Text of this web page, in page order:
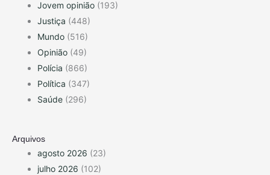
Jovem opinião (193)
Justiça (448)
Mundo (516)
Opinião (49)
Polícia (866)
Política (347)
Saúde (296)
Arquivos
agosto 2026 (23)
julho 2026 (102)